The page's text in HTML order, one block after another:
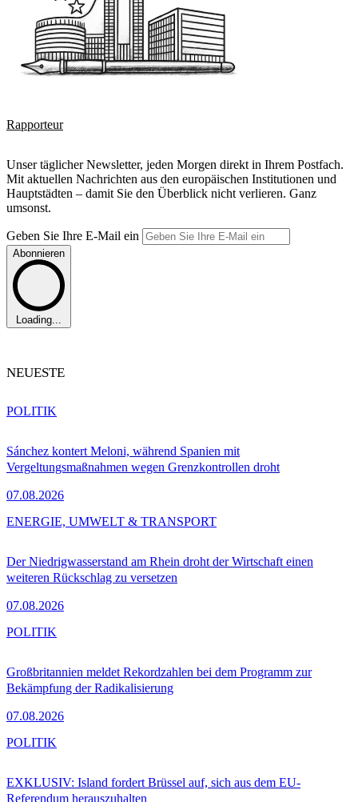
Rapporteur
Unser täglicher Newsletter, jeden Morgen direkt in Ihrem Postfach.
Mit aktuellen Nachrichten aus den europäischen Institutionen und
Hauptstädten – damit Sie den Überblick nicht verlieren. Ganz
umsonst.
Geben Sie Ihre E-Mail ein
Abonnieren
Loading...
NEUESTE
Sánchez kontert Meloni, während Spanien mit
Vergeltungsmaßnahmen wegen Grenzkontrollen droht
07.08.2026
POLITIK
Der Niedrigwasserstand am Rhein droht der Wirtschaft einen
weiteren Rückschlag zu versetzen
07.08.2026
ENERGIE, UMWELT & TRANSPORT
Großbritannien meldet Rekordzahlen bei dem Programm zur
Bekämpfung der Radikalisierung
07.08.2026
POLITIK
EXKLUSIV: Island fordert Brüssel auf, sich aus dem EU-
Referendum herauszuhalten
POLITIK